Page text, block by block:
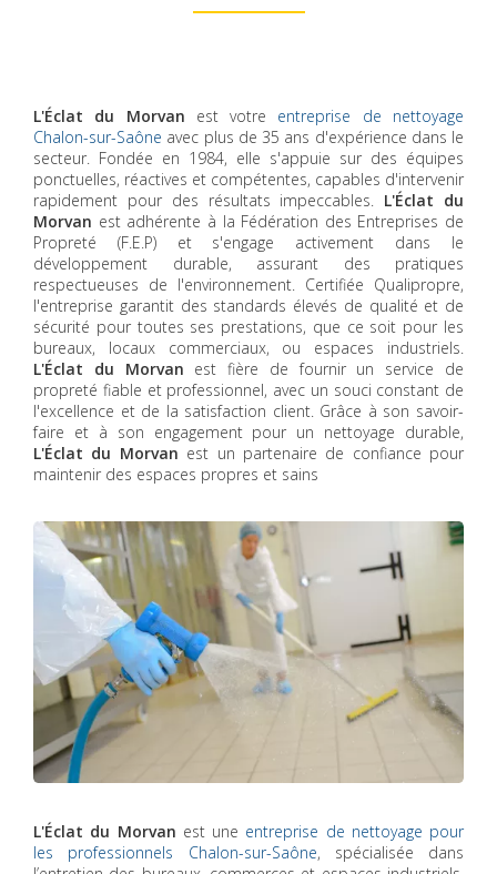
L'Éclat du Morvan est votre entreprise de nettoyage
Chalon-sur-Saône avec plus de 35 ans d'expérience dans le
secteur. Fondée en 1984, elle s'appuie sur des équipes
ponctuelles, réactives et compétentes, capables d'intervenir
rapidement pour des résultats impeccables. L'Éclat du
Morvan est adhérente à la Fédération des Entreprises de
Propreté (F.E.P) et s'engage activement dans le
développement durable, assurant des pratiques
respectueuses de l'environnement. Certifiée Qualipropre,
l'entreprise garantit des standards élevés de qualité et de
sécurité pour toutes ses prestations, que ce soit pour les
bureaux, locaux commerciaux, ou espaces industriels.
L'Éclat du Morvan est fière de fournir un service de
propreté fiable et professionnel, avec un souci constant de
l'excellence et de la satisfaction client. Grâce à son savoir-
faire et à son engagement pour un nettoyage durable,
L'Éclat du Morvan est un partenaire de confiance pour
maintenir des espaces propres et sains
L'Éclat du Morvan est une entreprise de nettoyage pour
les professionnels Chalon-sur-Saône, spécialisée dans